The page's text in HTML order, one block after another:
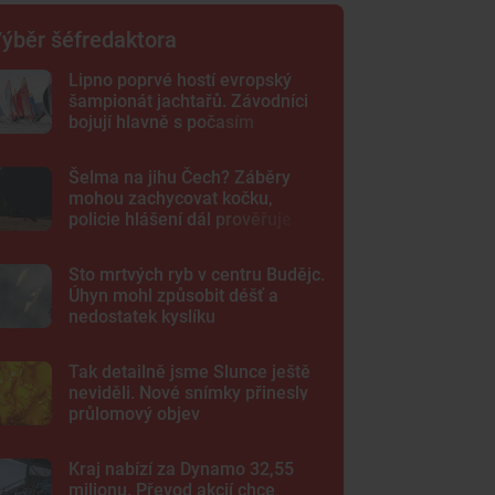
šéfredaktora
Lipno poprvé hostí evropský
šampionát jachtařů. Závodníci
bojují hlavně s počasím
Šelma na jihu Čech? Záběry
mohou zachycovat kočku,
policie hlášení dál prověřuje
Sto mrtvých ryb v centru Budějc.
Úhyn mohl způsobit déšť a
nedostatek kyslíku
Tak detailně jsme Slunce ještě
neviděli. Nové snímky přinesly
průlomový objev
Kraj nabízí za Dynamo 32,55
milionu. Převod akcií chce